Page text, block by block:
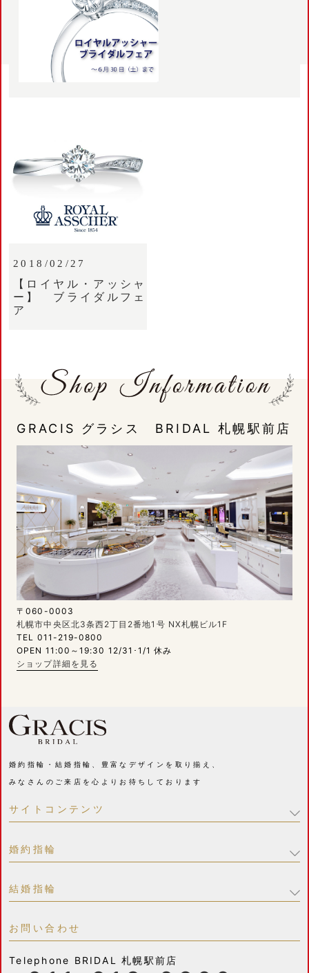
2018/02/27
【ロイヤル・アッシャ
ー】 ブライダルフェ
ア
GRACIS グラシス BRIDAL 札幌駅前店
〒060-0003
札幌市中央区北3条西2丁目2番地1号 NX札幌ビル1F
TEL 011-219-0800
OPEN 11:00～19:30 12/31･1/1 休み
ショップ詳細を見る
婚約指輪・結婚指輪、豊富なデザインを取り揃え、
みなさんのご来店を心よりお待ちしております
サイトコンテンツ
婚約指輪
結婚指輪
お問い合わせ
Telephone BRIDAL 札幌駅前店